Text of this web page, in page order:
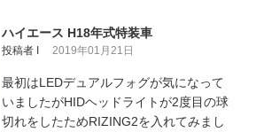
ハイエース H18年式特装車
投稿者 I 2019年01月21日
最初はLEDデュアルフォグが気になって
いましたがHIDヘッドライトが2度目の球
切れをしたためRIZING2を入れてみまし